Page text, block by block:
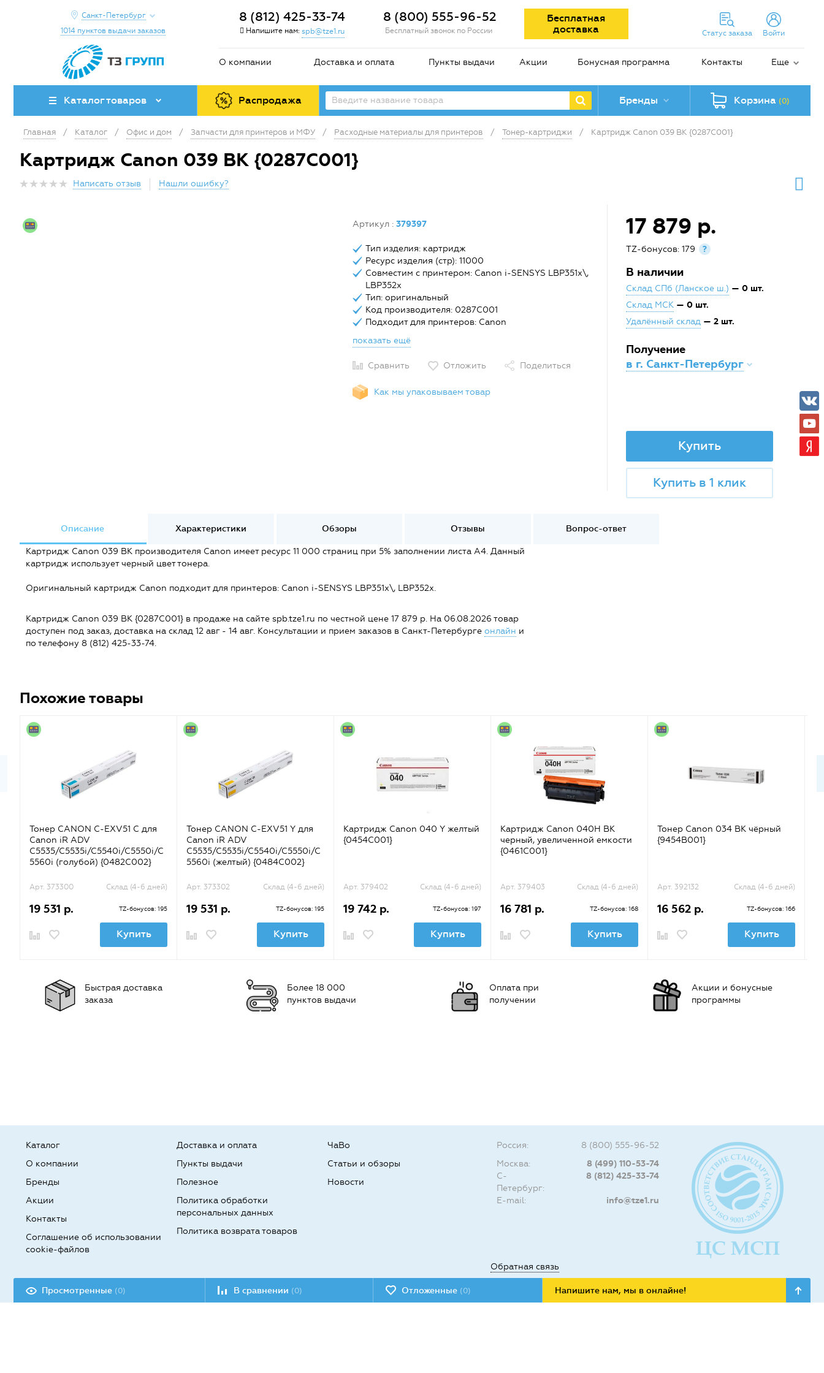
Санкт-Петербург
1014 пунктов выдачи заказов
8 (812) 425-33-74
Напишите нам: spb@tze1.ru
8 (800) 555-96-52
Бесплатный звонок по России
Бесплатная
доставка
Статус заказа Войти
О компании Доставка и оплата Пункты выдачи Акции Бонусная программа Контакты Еще
Каталог товаров Распродажа Бренды Корзина (0)
Главная / Каталог / Офис и дом / Запчасти для принтеров и МФУ / Расходные материалы для принтеров / Тонер-картриджи / Картридж Canon 039 BK {0287C001}
Картридж Canon 039 BK {0287C001}
Написать отзыв Нашли ошибку?
Артикул : 379397
Тип изделия: картридж
Ресурс изделия (стр): 11000
Совместим с принтером: Canon i-SENSYS LBP351x\,
LBP352x
Тип: оригинальный
Код производителя: 0287C001
Подходит для принтеров: Canon
показать ещё
Сравнить Отложить Поделиться
Как мы упаковываем товар
17 879 р.
TZ-бонусов: 179 ?
В наличии
Склад СПб (Ланское ш.) — 0 шт.
Склад МСК — 0 шт.
Удалённый склад — 2 шт.
Получение
в г. Санкт-Петербург
Купить
Купить в 1 клик
Описание Характеристики Обзоры Отзывы Вопрос-ответ
Картридж Canon 039 BK производителя Canon имеет ресурс 11 000 страниц при 5% заполнении листа А4. Данный
картридж использует черный цвет тонера.
Оригинальный картридж Canon подходит для принтеров: Canon i-SENSYS LBP351x\, LBP352x.
Картридж Canon 039 BK {0287C001} в продаже на сайте spb.tze1.ru по честной цене 17 879 р. На 06.08.2026 товар
доступен под заказ, доставка на склад 12 авг - 14 авг. Консультации и прием заказов в Санкт-Петербурге онлайн и
по телефону 8 (812) 425-33-74.
Похожие товары
Тонер CANON C-EXV51 C для
Canon iR ADV
C5535/C5535i/C5540i/C5550i/C
5560i (голубой) {0482C002}
Арт. 373300 Склад (4-6 дней)
19 531 р. TZ-бонусов: 195
Купить
Тонер CANON C-EXV51 Y для
Canon iR ADV
C5535/C5535i/C5540i/C5550i/C
5560i (желтый) {0484C002}
Арт. 373302 Склад (4-6 дней)
19 531 р. TZ-бонусов: 195
Купить
Картридж Canon 040 Y желтый
{0454C001}
Арт. 379402 Склад (4-6 дней)
19 742 р. TZ-бонусов: 197
Купить
Картридж Canon 040H BK
черный, увеличенной емкости
{0461C001}
Арт. 379403 Склад (4-6 дней)
16 781 р. TZ-бонусов: 168
Купить
Тонер Canon 034 BK чёрный
{9454B001}
Арт. 392132 Склад (4-6 дней)
16 562 р. TZ-бонусов: 166
Купить
Быстрая доставка
заказа
Более 18 000
пунктов выдачи
Оплата при
получении
Акции и бонусные
программы
Каталог
О компании
Бренды
Доставка и оплата
Пункты выдачи
Полезное
ЧаВо
Статьи и обзоры
Новости
Акции
Контакты
Соглашение об использовании
cookie-файлов
Политика обработки
персональных данных
Политика возврата товаров
Разработка сайта:
Россия:
8 (800) 555-96-52
Москва:
8 (499) 110-53-74
С-
Петербург:
8 (812) 425-33-74
E-mail: info@tze1.ru
Обратная связь
Просмотренные (0) В сравнении (0) Отложенные (0) Напишите нам, мы в онлайне!